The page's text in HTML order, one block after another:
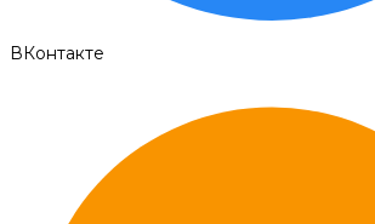
ВКонтакте